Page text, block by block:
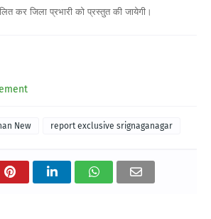
कर जिला प्रभारी को प्रस्तुत की जायेगी।
New report exclusive srignaganagar